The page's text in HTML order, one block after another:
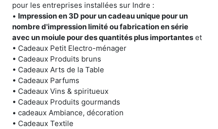
pour les entreprises installées sur Indre :
• Impression en 3D pour un cadeau unique pour un
nombre d'impression limité ou fabrication en série
avec un moiule pour des quantités plus importantes et
• Cadeaux Petit Electro-ménager
• Cadeaux Produits bruns
• Cadeaux Arts de la Table
• Cadeaux Parfums
• Cadeaux Vins & spiritueux
• Cadeaux Produits gourmands
• cadeaux Ambiance, décoration
• Cadeaux Textile